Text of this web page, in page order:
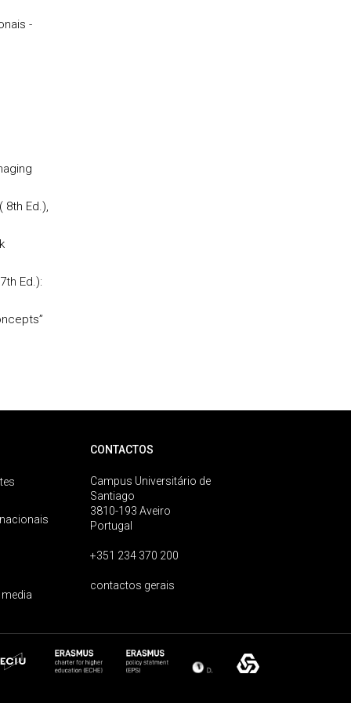
-
8th Ed.),
Ed.):
CONTACTOS
Campus Universitário de
Santiago
3810-193 Aveiro
Portugal
+351 234 370 200
contactos gerais